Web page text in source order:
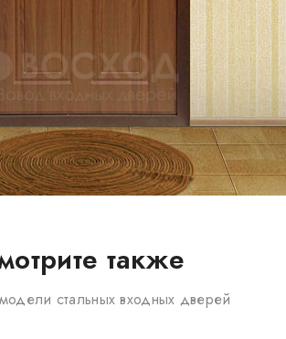
также
стальных входных дверей